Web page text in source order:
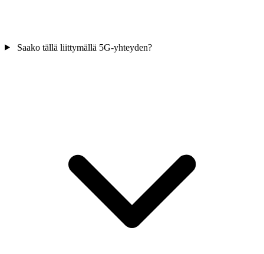
Saako tällä liittymällä 5G-yhteyden?